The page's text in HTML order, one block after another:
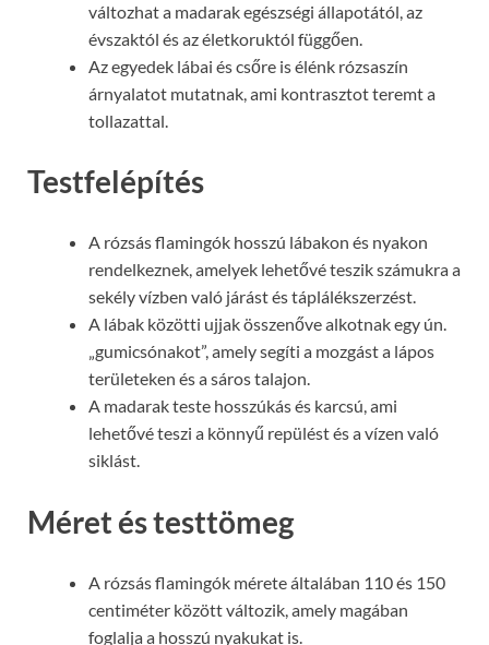
változhat a madarak egészségi állapotától, az
évszaktól és az életkoruktól függően.
Az egyedek lábai és csőre is élénk rózsaszín
árnyalatot mutatnak, ami kontrasztot teremt a
tollazattal.
Testfelépítés
A rózsás flamingók hosszú lábakon és nyakon
rendelkeznek, amelyek lehetővé teszik számukra a
sekély vízben való járást és táplálékszerzést.
A lábak közötti ujjak összenőve alkotnak egy ún.
„gumicsónakot”, amely segíti a mozgást a lápos
területeken és a sáros talajon.
A madarak teste hosszúkás és karcsú, ami
lehetővé teszi a könnyű repülést és a vízen való
siklást.
Méret és testtömeg
A rózsás flamingók mérete általában 110 és 150
centiméter között változik, amely magában
foglalja a hosszú nyakukat is.